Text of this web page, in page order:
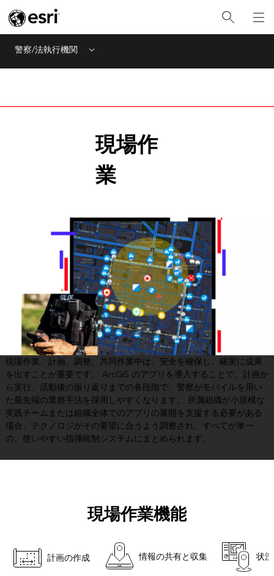
警察/法執行機関 Menu
現場作
業
現場作業、計画、調整、共同作業中は、安全を確保し、確実に成果
を出すことが重要です。 ArcGIS のアプリを導入することで、計画か
ら実行、活動後の振り返りまでの各段階で、警察がモバイルを用い
た最先端の業務手法を採用しやすくなります。 所属組織が小規模な
実践チームまたは組織全体でのアプリの展開を支援する必要がある
場合、テクノロジがその要望に合うよう調整され、すべてが単一
の、使いやすい指揮統制システムにまとめられます。
現場作業機能
計画の作成 情報の共有と収集 状